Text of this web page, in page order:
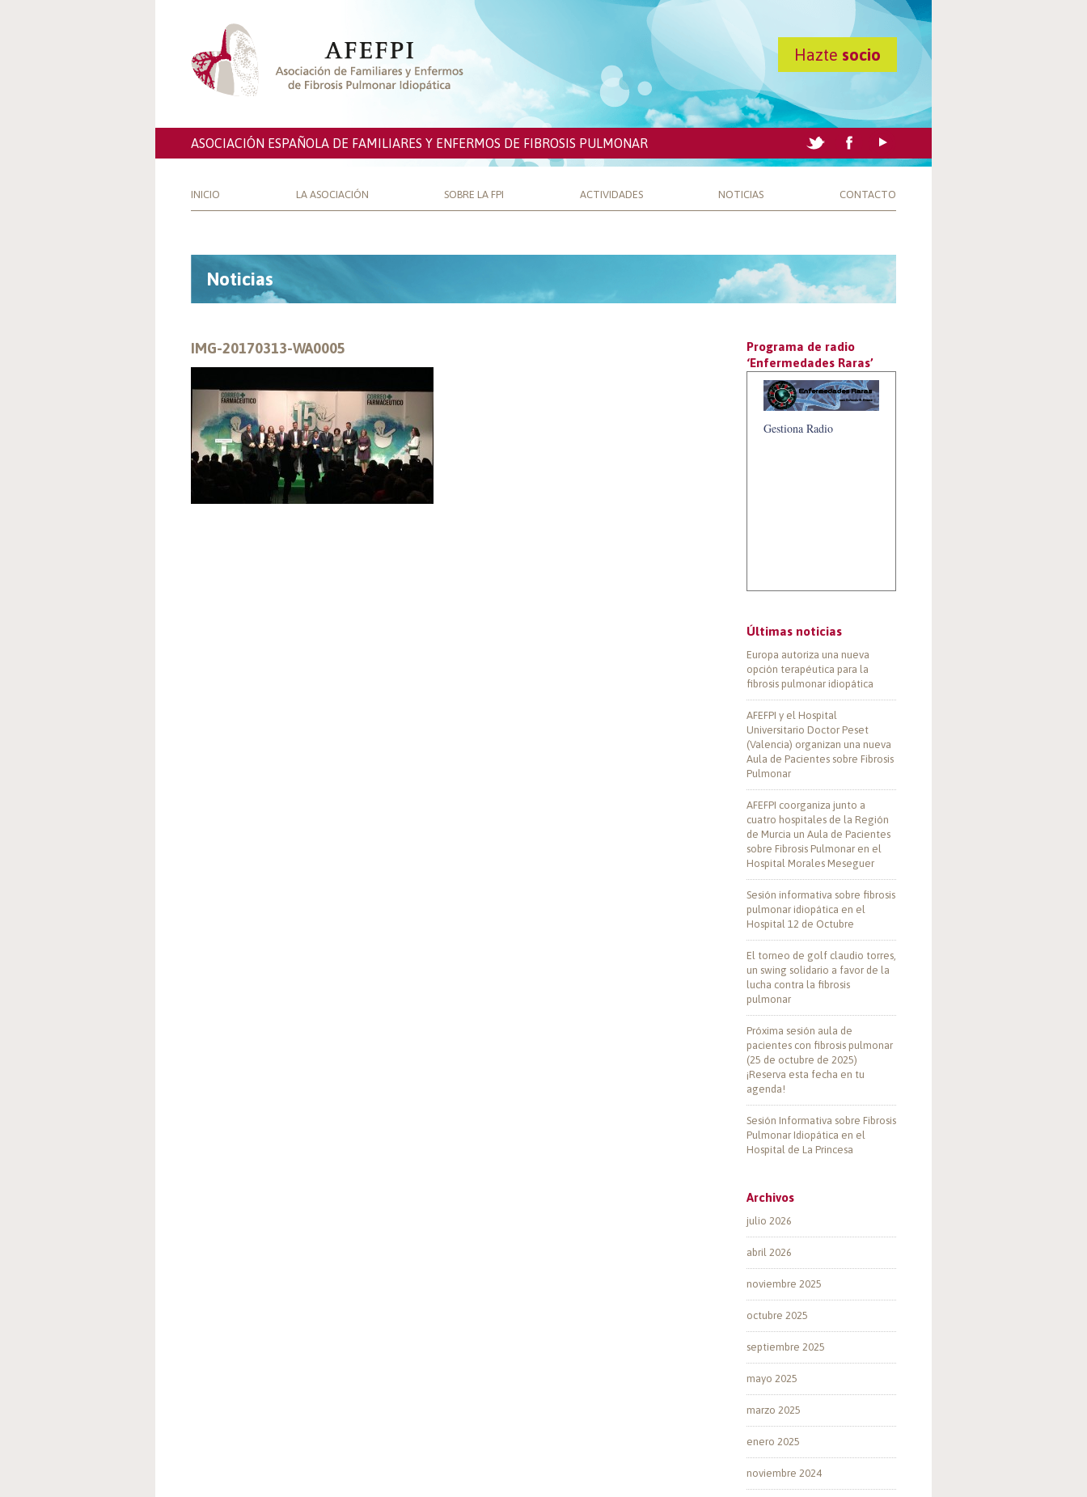
Hazte socio
ASOCIACIÓN ESPAÑOLA DE FAMILIARES Y ENFERMOS DE FIBROSIS PULMONAR
INICIO LA ASOCIACIÓN SOBRE LA FPI ACTIVIDADES NOTICIAS CONTACTO
Noticias
IMG-20170313-WA0005
Programa de radio
‘Enfermedades Raras’
Gestiona Radio
Últimas noticias
Europa autoriza una nueva
opción terapéutica para la
fibrosis pulmonar idiopática
AFEFPI y el Hospital
Universitario Doctor Peset
(Valencia) organizan una nueva
Aula de Pacientes sobre Fibrosis
Pulmonar
AFEFPI coorganiza junto a
cuatro hospitales de la Región
de Murcia un Aula de Pacientes
sobre Fibrosis Pulmonar en el
Hospital Morales Meseguer
Sesión informativa sobre fibrosis
pulmonar idiopática en el
Hospital 12 de Octubre
El torneo de golf claudio torres,
un swing solidario a favor de la
lucha contra la fibrosis
pulmonar
Próxima sesión aula de
pacientes con fibrosis pulmonar
(25 de octubre de 2025)
¡Reserva esta fecha en tu
agenda!
Sesión Informativa sobre Fibrosis
Pulmonar Idiopática en el
Hospital de La Princesa
Archivos
julio 2026
abril 2026
noviembre 2025
octubre 2025
septiembre 2025
mayo 2025
marzo 2025
enero 2025
noviembre 2024